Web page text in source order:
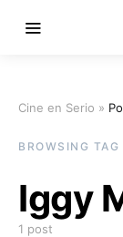
Cine en Serio »
BROWSING TAG
Iggy
1 post